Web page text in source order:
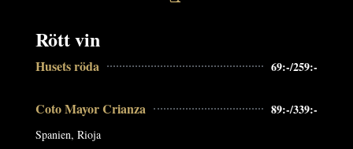
Rött vin
Husets röda 69:-/259:-
Coto Mayor Crianza 89:-/339:-
Spanien, Rioja